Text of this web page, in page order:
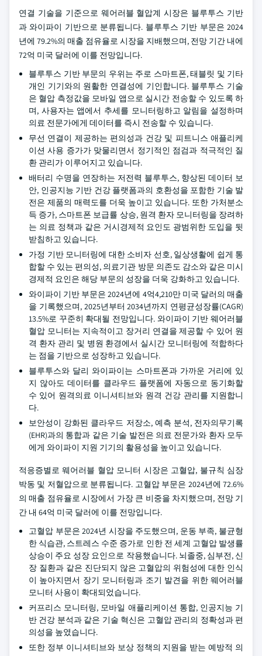
연결 기술을 기준으로 웨어러블 혈압계 시장은 블루투스 기반
과 와이파이 기반으로 분류됩니다. 블루투스 기반 부문은 2024
년에 79.2%의 매출 점유율로 시장을 지배했으며, 전망 기간 내에
72억 미국 달러에 이를 전망입니다.
블루투스 기반 부문의 우위는 주로 스마트폰, 태블릿 및 기타
개인 기기와의 원활한 연결성에 기인합니다. 블루투스 기술
은 혈압 측정값을 모바일 앱으로 실시간 전송할 수 있도록 하
며, 사용자는 앱에서 추세를 모니터링하고 알림을 설정하며
의료 전문가에게 데이터를 즉시 전송할 수 있습니다.
무선 연결이 제공하는 편의성과 건강 및 피트니스 애플리케
이션 사용 증가가 맞물리면서 정기적인 점검과 적극적인 질
환 관리가 이루어지고 있습니다.
배터리 수명을 연장하는 저전력 블루투스, 향상된 데이터 보
안, 인공지능 기반 건강 플랫폼과의 호환성을 포함한 기술 발
전은 제품의 매력도를 더욱 높이고 있습니다. 또한 가처분소
득 증가, 스마트폰 보급률 상승, 원격 환자 모니터링을 장려하
는 의료 정책과 같은 거시경제적 요인도 광범위한 도입을 뒷
받침하고 있습니다.
가정 기반 모니터링에 대한 소비자 선호, 일상생활에 쉽게 통
합할 수 있는 편의성, 의료기관 방문 의존도 감소와 같은 미시
경제적 요인은 해당 부문의 성장을 더욱 강화하고 있습니다.
와이파이 기반 부문은 2024년에 4억4,210만 미국 달러의 매출
을 기록했으며, 2025년부터 2034년까지 연평균성장률(CAGR)
13.5%로 꾸준히 확대될 전망입니다. 와이파이 기반 웨어러블
혈압 모니터는 지속적이고 장거리 연결을 제공할 수 있어 원
격 환자 관리 및 병원 환경에서 실시간 모니터링에 적합하다
는 점을 기반으로 성장하고 있습니다.
블루투스와 달리 와이파이는 스마트폰과 가까운 거리에 있
지 않아도 데이터를 클라우드 플랫폼에 자동으로 동기화할
수 있어 원격의료 이니셔티브와 원격 건강 관리를 지원합니
다.
보안성이 강화된 클라우드 저장소, 예측 분석, 전자의무기록
(EHR)과의 통합과 같은 기술 발전은 의료 전문가와 환자 모두
에게 와이파이 지원 기기의 활용성을 높이고 있습니다.
적응증별로 웨어러블 혈압 모니터 시장은 고혈압, 불규칙 심장
박동 및 저혈압으로 분류됩니다. 고혈압 부문은 2024년에 72.6%
의 매출 점유율로 시장에서 가장 큰 비중을 차지했으며, 전망 기
간 내 64억 미국 달러에 이를 전망입니다.
고혈압 부문은 2024년 시장을 주도했으며, 운동 부족, 불균형
한 식습관, 스트레스 수준 증가로 인한 전 세계 고혈압 발생률
상승이 주요 성장 요인으로 작용했습니다. 뇌졸중, 심부전, 신
장 질환과 같은 진단되지 않은 고혈압의 위험성에 대한 인식
이 높아지면서 장기 모니터링과 조기 발견을 위한 웨어러블
모니터 사용이 확대되었습니다.
커프리스 모니터링, 모바일 애플리케이션 통합, 인공지능 기
반 건강 분석과 같은 기술 혁신은 고혈압 관리의 정확성과 편
의성을 높였습니다.
또한 정부 이니셔티브와 보상 정책의 지원을 받는 예방적 의